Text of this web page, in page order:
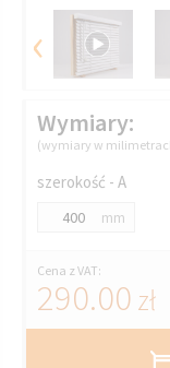
‹
Wymiary:
(wymiary w
szerokość - A
mm
Cena z VAT:
290.00 zł